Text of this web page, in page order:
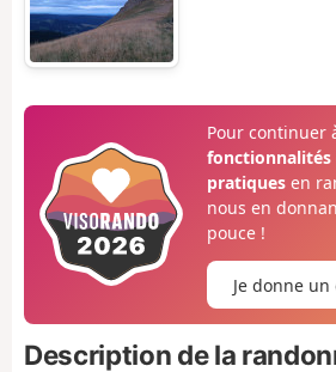
Pour continuer
pratiquesen
nous en
pouce !
Je donne
Description de la